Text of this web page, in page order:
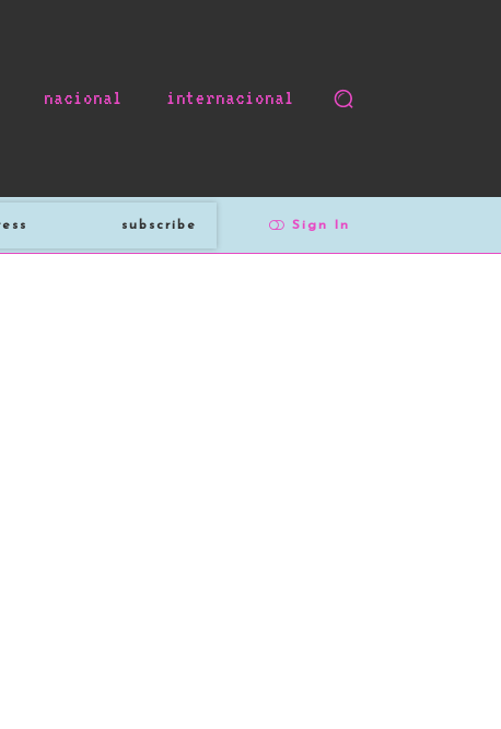
nacional internacional
subscribe Sign In